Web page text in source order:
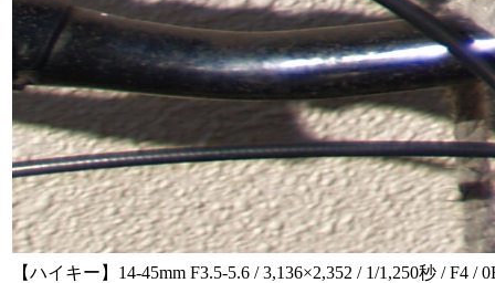
【ハイキー】14-45mm F3.5-5.6 / 3,136×2,352 / 1/1,250秒 / F4 /